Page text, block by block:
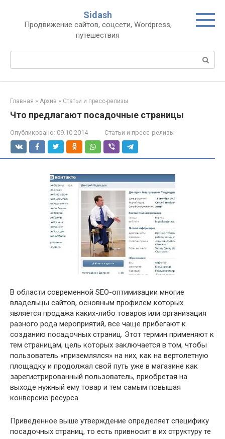
контенту
Sidash
Продвижение сайтов, соцсети, Wordpress,
путешествия
Главная » Архив » Статьи и пресс-релизы
Что предлагают посадочные страницы
Опубликовано: 09.10.2014 Статьи и пресс-релизы
В области современной SEO-оптимизации многие
владельцы сайтов, основным профилем которых
является продажа каких-либо товаров или организация
разного рода мероприятий, все чаще прибегают к
созданию посадочных страниц. Этот термин применяют к
тем страницам, цель которых заключается в том, чтобы
пользователь «приземлялся» на них, как на вертолетную
площадку и продолжал свой путь уже в магазине как
зарегистрированный пользователь, приобретая на
выходе нужный ему товар и тем самым повышая
конверсию ресурса.
Приведенное выше утверждение определяет специфику
посадочных страниц, то есть привносит в их структуру те